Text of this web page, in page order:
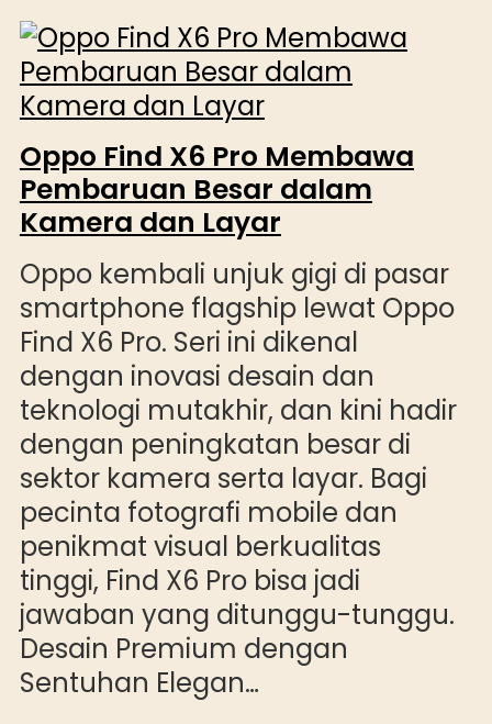
Oppo Find X6 Pro Membawa
Pembaruan Besar dalam
Kamera dan Layar
Oppo kembali unjuk gigi di pasar
smartphone flagship lewat Oppo
Find X6 Pro. Seri ini dikenal
dengan inovasi desain dan
teknologi mutakhir, dan kini hadir
dengan peningkatan besar di
sektor kamera serta layar. Bagi
pecinta fotografi mobile dan
penikmat visual berkualitas
tinggi, Find X6 Pro bisa jadi
jawaban yang ditunggu-tunggu.
Desain Premium dengan
Sentuhan Elegan…